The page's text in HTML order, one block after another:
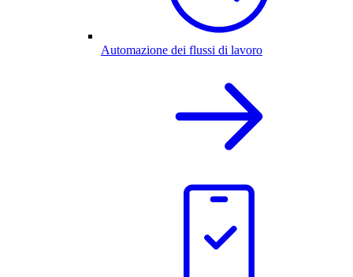
Automazione dei flussi di lavoro